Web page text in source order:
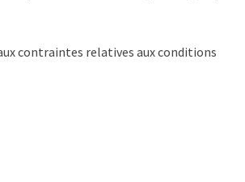
contraintes relatives aux conditions